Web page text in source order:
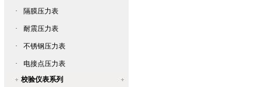
· 隔膜压力表
· 耐震压力表
· 不锈钢压力表
·
电接点压力表
校验仪表系列